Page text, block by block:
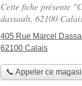
Cette fiche présente
dassault, 62100
405 Rue Marcel
62100 Calais
📞 Appeler ce